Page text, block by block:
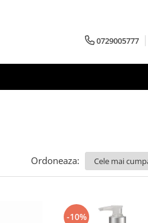
0729005777
Ordoneaza:
-10%